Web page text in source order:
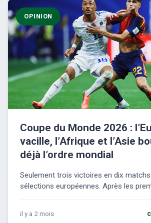
OPINION
Coupe du Monde 2026 :
vacille, l’Afrique et l’Asie
déjà l’ordre mondial
Seulement trois victoires en dix
sélections européennes. Après les
il y a 2 mois